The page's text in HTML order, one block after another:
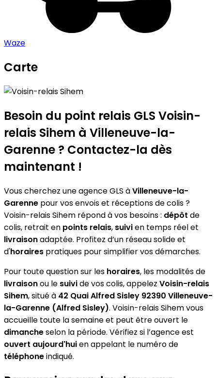
Waze
Carte
Voisin-relais Sihem
+
−
Besoin du point relais GLS Voisin-
relais Sihem à Villeneuve-la-
Garenne ? Contactez-la dès
maintenant !
Vous cherchez une agence GLS àVilleneuve-la-
Garenne pour vos envois et réceptions de colis ?
Voisin-relais Sihem répond à vos besoins : dépôt de
colis, retrait en points relais, suivien temps réel et
livraisonadaptée. Profitez d’un réseau solide et
d'horaires pratiques pour simplifier vos démarches.
Pour toute question sur les horaires, les modalités de
livraisonou le suivide vos colis, appelez Voisin-relais
Sihem, situé à 42 Quai Alfred Sisley 92390 Villeneuve-
la-Garenne (Alfred Sisley). Voisin-relais Sihem vous
accueille toute la semaine et peut être ouvert le
dimancheselon la période. Vérifiez si l’agence est
ouvert aujourd'huien appelant le numéro de
téléphoneindiqué.